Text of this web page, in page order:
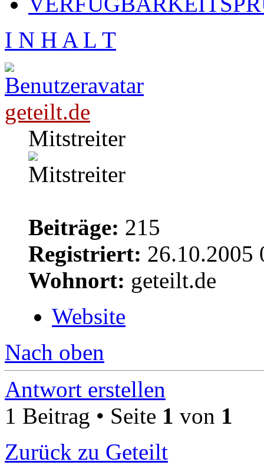
I N H A L T
geteilt.de
Mitstreiter
Beiträge: 215
Registriert: 26.10.2005
Wohnort: geteilt.de
Website
Nach oben
Antwort erstellen
1 Beitrag • Seite 1 von 1
Zurück zu Geteilt